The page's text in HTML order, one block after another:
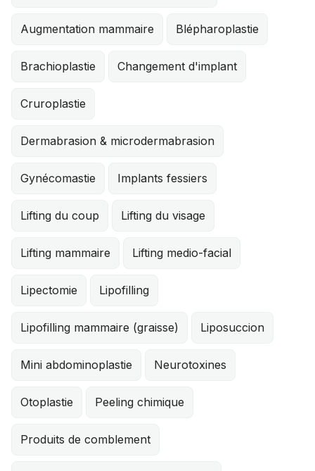
Augmentation mammaire Blépharoplastie
Brachioplastie Changement d'implant
Cruroplastie
Dermabrasion & microdermabrasion
Gynécomastie Implants fessiers
Lifting du coup Lifting du visage
Lifting mammaire Lifting medio-facial
Lipectomie Lipofilling
Lipofilling mammaire (graisse) Liposuccion
Mini abdominoplastie Neurotoxines
Otoplastie Peeling chimique
Produits de comblement